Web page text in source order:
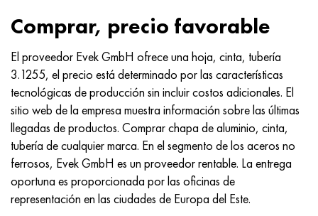
Comprar, precio favorable
El proveedor Evek GmbH ofrece una hoja, cinta, tubería
3.1255, el precio está determinado por las características
tecnológicas de producción sin incluir costos adicionales. El
sitio web de la empresa muestra información sobre las últimas
llegadas de productos. Comprar chapa de aluminio, cinta,
tubería de cualquier marca. En el segmento de los aceros no
ferrosos, Evek GmbH es un proveedor rentable. La entrega
oportuna es proporcionada por las oficinas de
representación en las ciudades de Europa del Este.